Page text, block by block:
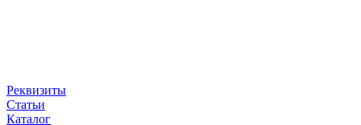
Реквизиты
Статьи
Каталог